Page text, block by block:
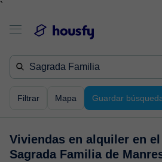
`
Filtrar Mapa Guardar
Viviendas en alquiler en
Sagrada Familia de